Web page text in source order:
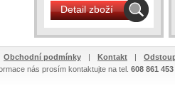
Detail zboží
Obchodní podmínky | Kontakt |
nás prosím kontaktujte na tel. 608 861 453